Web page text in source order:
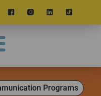
Programs